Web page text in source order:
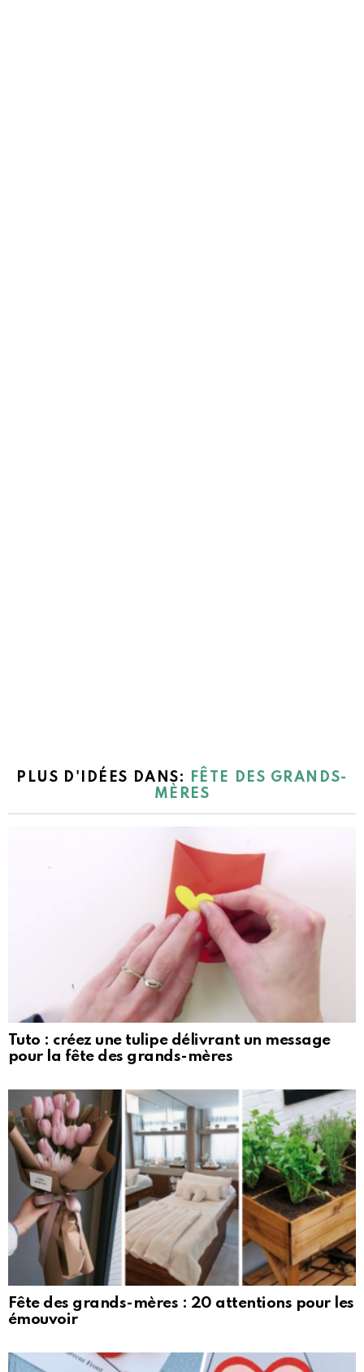
PLUS D'IDÉES DANS:
FÊTE DES GRANDS-
MÈRES
Tuto : créez une tulipe délivrant un message
pour la fête des grands-mères
Fête des grands-mères : 20 attentions pour les
émouvoir